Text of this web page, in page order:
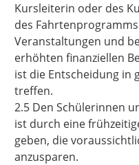
Kursleiterin oder des
des
Veranstaltungen und
erhöhten finanziellen
ist die Entscheidung in
treffen.
2.5 Den Schülerinnen
ist durch eine
geben, die
anzusparen.